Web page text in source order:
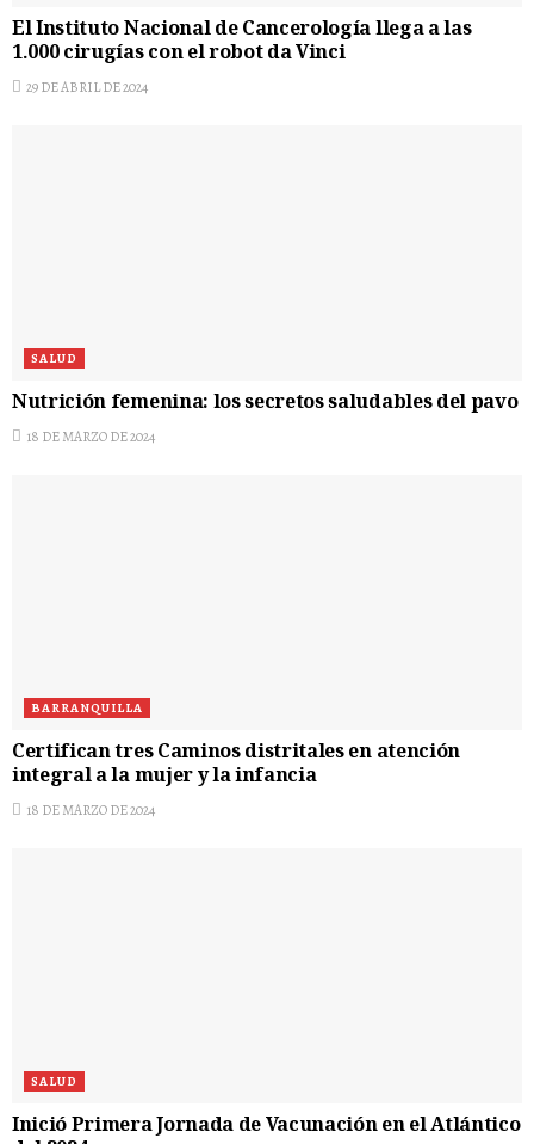
El Instituto Nacional de Cancerología llega a las
1.000 cirugías con el robot da Vinci
29 DE ABRIL DE 2024
SALUD
Nutrición femenina: los secretos saludables del pavo
18 DE MARZO DE 2024
BARRANQUILLA
Certifican tres Caminos distritales en atención
integral a la mujer y la infancia
18 DE MARZO DE 2024
SALUD
Inició Primera Jornada de Vacunación en el Atlántico